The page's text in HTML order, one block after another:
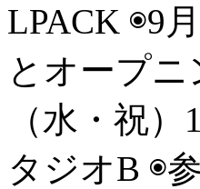
LPACK ◉9
とオープ
（水・祝
タジオB ◉